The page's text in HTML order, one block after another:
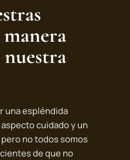
una espléndida
cuidado y un
no todos somos
de que no